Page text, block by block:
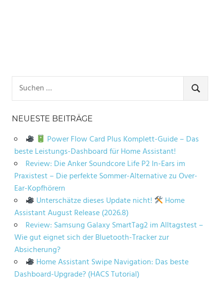
nach:
SUCHEN
NEUESTE BEITRÄGE
Power Flow Card Plus Komplett-Guide – Das
beste Leistungs-Dashboard für Home Assistant!
Review: Die Anker Soundcore Life P2 In-Ears im
Praxistest – Die perfekte Sommer-Alternative zu Over-
Ear-Kopfhörern
Unterschätze dieses Update nicht!
Home
Assistant August Release (2026.8)
Review: Samsung Galaxy SmartTag2 im Alltagstest –
Wie gut eignet sich der Bluetooth-Tracker zur
Absicherung?
Home Assistant Swipe Navigation: Das beste
Dashboard-Upgrade? (HACS Tutorial)